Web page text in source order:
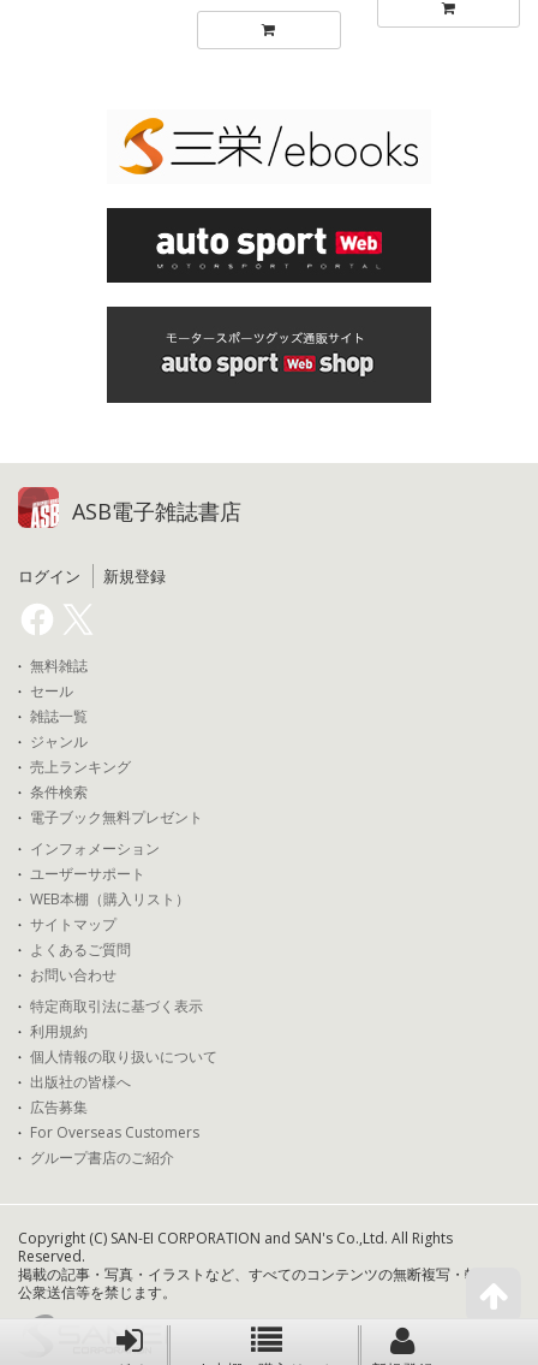
ASB電子雑誌書店
ログイン 新規登録
無料雑誌
セール
雑誌一覧
ジャンル
売上ランキング
条件検索
電子ブック無料プレゼント
インフォメーション
ユーザーサポート
WEB本棚（購入リスト）
サイトマップ
よくあるご質問
お問い合わせ
特定商取引法に基づく表示
利用規約
個人情報の取り扱いについて
出版社の皆様へ
広告募集
For Overseas Customers
グループ書店のご紹介
Copyright (C) SAN-EI CORPORATION and SAN's Co.,Ltd. All Rights
Reserved.
掲載の記事・写真・イラストなど、すべてのコンテンツの無断複写・転載・
公衆送信等を禁じます。